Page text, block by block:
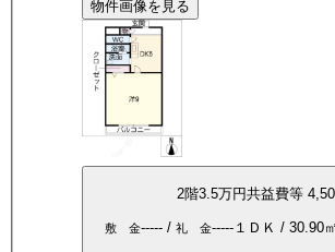
物件画像を見る
2階3.5万円共益費等
敷 金----- / 礼 金----- １ＤＫ / 30.90㎡